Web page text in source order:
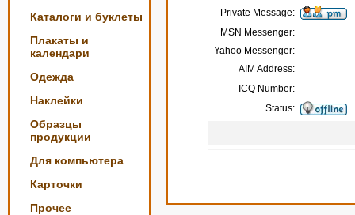
Каталоги и буклеты
Плакаты и
календари
Одежда
Наклейки
Образцы
продукции
Для компьютера
Карточки
Прочее
Private Message:
MSN Messenger:
Yahoo Messenger:
AIM Address:
ICQ Number:
Status: